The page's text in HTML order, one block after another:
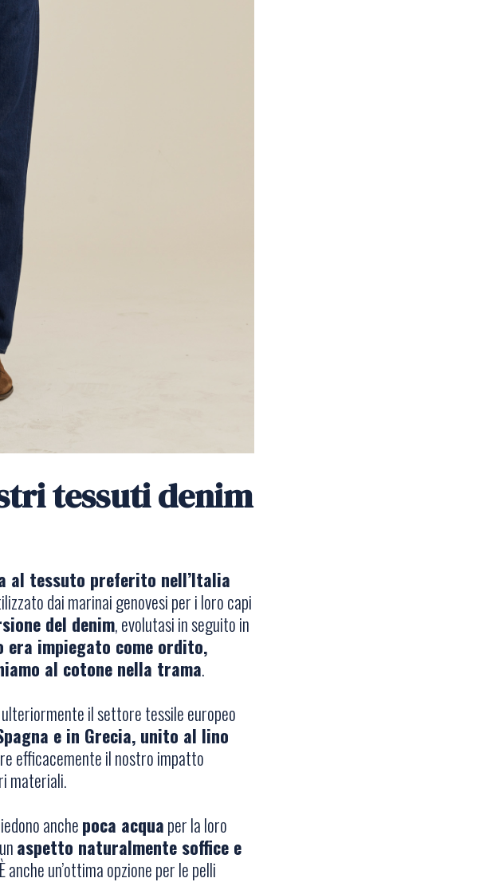
tessuti denim
al tessuto preferito nell’Italia
dai marinai genovesi per i loro capi
del denim, evolutasi in seguito in
era impiegato come ordito,
al cotone nella trama.
il settore tessile europeo
e in Grecia, unito al lino
efficacemente il nostro impatto
materiali.
anchepoca acquaper la loro
aspetto naturalmente soffice e
un’ottima opzione per le pelli